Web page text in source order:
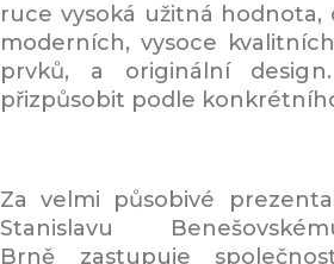
ruce vysoká užitná
moderních, vysoce
prvků, a originální
přizpůsobit podle
Za velmi působivé
Stanislavu
Brně zastupuje